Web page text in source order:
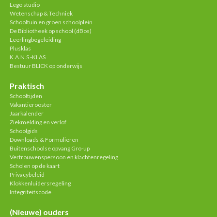
Lego studio
Wetenschap & Techniek
Schooltuin en groen schoolplein
De Bibliotheek op school (dBos)
Leerlingbegeleiding
Plusklas
K.A.N.S.-KLAS
Bestuur BLICK op onderwijs
Praktisch
Schooltijden
Vakantierooster
Jaarkalender
Ziekmelding en verlof
Schoolgids
Downloads & Formulieren
Buitenschoolse opvang Gro-up
Vertrouwenspersoon en klachtenregeling
Scholen op de kaart
Privacybeleid
Klokkenluidersregeling
Integriteitscode
(Nieuwe) ouders